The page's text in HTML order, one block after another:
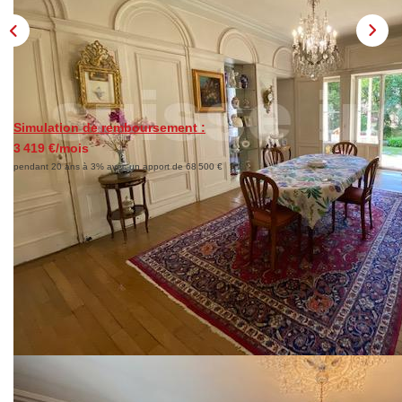
LOUER
Découvrez Nos Biens En Location
Confiez-Nous La Recherche De Votre Location
FAIRE GÉRER
NOTRE GROUPE
Le Réseau Suisse Immo
Nos Agences
Nos Agents
Simulation de remboursement :
3 419 €/mois
pendant 20 ans à 3% avec un apport de 68 500 €
Description
Réf : 39064
Ref BE6207. Exclusivité, quartier Les Chaprais, belle
propriété de 1730, elle se compose d'une bâtisse en pierre
de 274 m2 et une maison indépendante de 44 m2, de plain-
pied, un vaste hall d'entrée, un salon agréable, un bureau,